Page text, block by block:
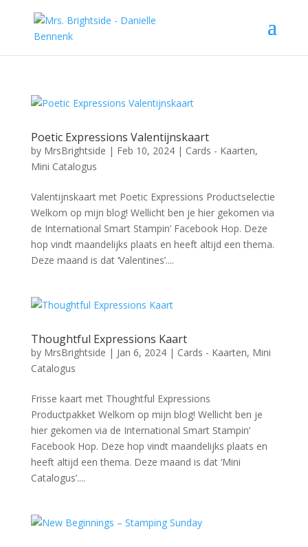
Poetic Expressions Valentijnskaart
by MrsBrightside | Feb 10, 2024| Cards - Kaarten,
Mini Catalogus
Valentijnskaart met Poetic Expressions Productselectie
Welkom op mijn blog! Wellicht ben je hier gekomen via
de International Smart Stampin’ Facebook Hop. Deze
hop vindt maandelijks plaats en heeft altijd een thema.
Deze maand is dat ‘Valentines’....
Thoughtful Expressions Kaart
by MrsBrightside | Jan 6, 2024| Cards - Kaarten, Mini
Catalogus
Frisse kaart met Thoughtful Expressions
Productpakket Welkom op mijn blog! Wellicht ben je
hier gekomen via de International Smart Stampin’
Facebook Hop. Deze hop vindt maandelijks plaats en
heeft altijd een thema. Deze maand is dat ‘Mini
Catalogus’....